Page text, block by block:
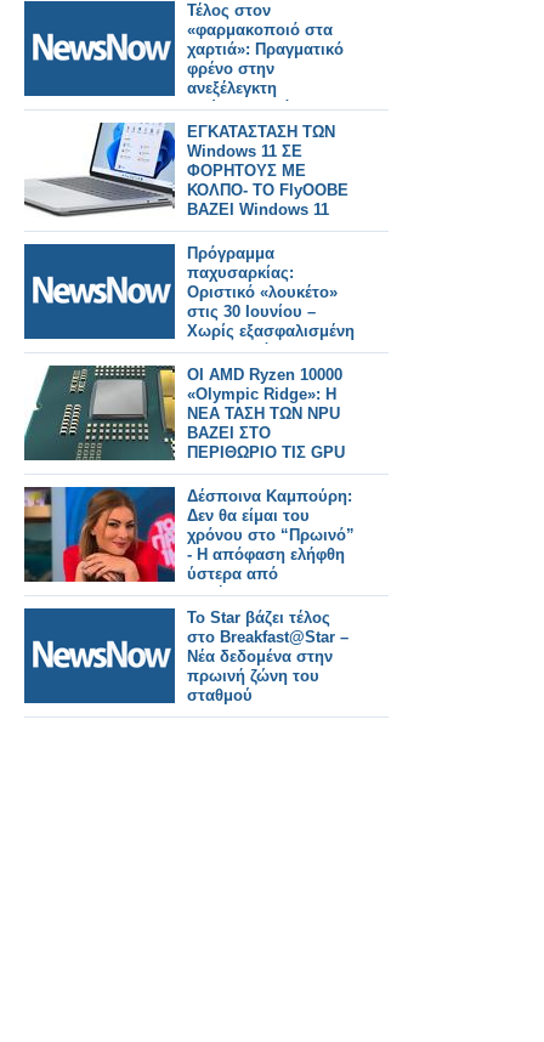
Τέλος στον
«φαρμακοποιό στα
χαρτιά»: Πραγματικό
φρένο στην
ανεξέλεγκτη
διεύρυνση βάζει ο
ΠΦΣ!
ΕΓΚΑΤΑΣΤΑΣΗ ΤΩΝ
Windows 11 ΣΕ
ΦΟΡΗΤΟΥΣ ΜΕ
ΚΟΛΠΟ- ΤΟ FlyOOBE
ΒΑΖΕΙ Windows 11
25H2
Πρόγραμμα
παχυσαρκίας:
Οριστικό «λουκέτο»
στις 30 Ιουνίου –
Χωρίς εξασφαλισμένη
χρηματοδότηση η
επανεκκίνηση
ΟΙ AMD Ryzen 10000
«Olympic Ridge»: Η
ΝΕΑ ΤΑΣΗ ΤΩΝ NPU
ΒΑΖΕΙ ΣΤΟ
ΠΕΡΙΘΩΡΙΟ ΤΙΣ GPU
Δέσποινα Καμπούρη:
Δεν θα είμαι του
χρόνου στο “Πρωινό”
- Η απόφαση ελήφθη
ύστερα από
συζήτηση με το
κανάλι
Το Star βάζει τέλος
στο Breakfast@Star –
Νέα δεδομένα στην
πρωινή ζώνη του
σταθμού